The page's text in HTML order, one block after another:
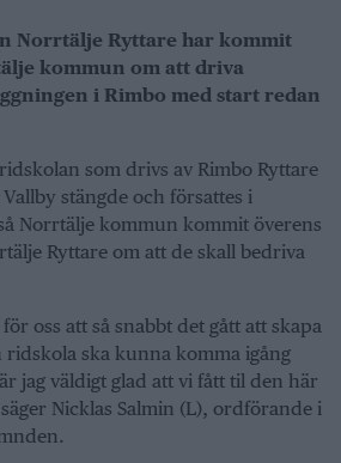
Norrtälje Ryttare har kommit
kommun om att driva
i Rimbo med start redan
som drivs av Rimbo Ryttare
stängde och försattes i
Norrtälje kommun kommit överens
Ryttare om att de skall bedriva
oss att så snabbt det gått att skapa
ska kunna komma igång
jag väldigt glad att vi fått til den här
Nicklas Salmin (L), ordförande i